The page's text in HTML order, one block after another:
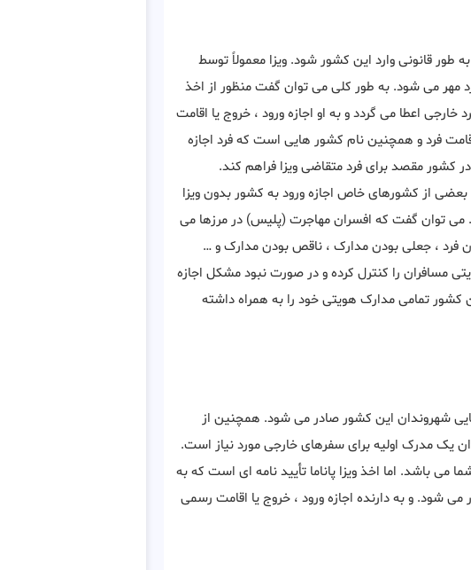
طور قانونی وارد این کشور شود. ویزا معمولاً توسط
مهر می شود. به طور کلی می توان گفت منظور از اخذ
اعطا می ‌گردد و به او اجازه ورود ، خروج یا اقامت
فرد و همچنین نام کشور هایی است که فرد اجازه
در کشور مقصد برای فرد متقاضی ویزا فراهم کند.
از کشورهای خاص اجازه ورود به کشور بدون ویزا
می توان گفت که افسران مهاجرت (پلیس) در مرزها می
فرد ، جعلی بودن مدارک ، ناقص بودن مدارک و …
مسافران را کنترل کرده و در صورت نبود مشکل اجازه
تمامی مدارک هویتی خود را به همراه داشته
شهروندان این کشور صادر می شود. همچنین از
یک مدرک اولیه برای سفرهای خارجی مورد نیاز است.
باشد. اما اخذ ویزا پاناما تأیید نامه ای است که به
و به دارنده اجازه ورود ، خروج یا اقامت رسمی